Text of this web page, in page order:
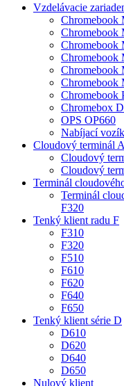
Vzdelávacie
Chromebook
Chromebook
Chromebook
Chromebook
Chromebook
Chromebook
Chromebook
Chromebox
OPS OP660
Nabíjací
Cloudový terminál
Cloudový
Cloudový
Terminál
Terminál
F320
Tenký klient radu F
F310
F320
F510
F610
F620
F640
F650
Tenký klient série D
D610
D620
D640
D650
Nulový klient